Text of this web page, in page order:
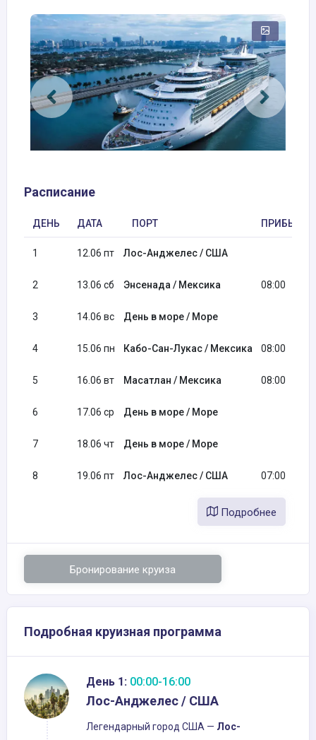
Расписание
ДЕНЬ ДАТА ПОРТ ПРИБЫТИЕ
1 12.06 пт Лос-Анджелес / США
2 13.06 сб Энсенада / Мексика 08:00
3 14.06 вс День в море / Море
4 15.06 пн Кабо-Сан-Лукас / Мексика 08:00
5 16.06 вт Масатлан / Мексика 08:00
6 17.06 ср День в море / Море
7 18.06 чт День в море / Море
8 19.06 пт Лос-Анджелес / США 07:00
Подробнее
Бронирование круиза
Подробная круизная программа
День 1: 00:00-16:00
Лос-Анджелес / США
Легендарный город США — Лос-